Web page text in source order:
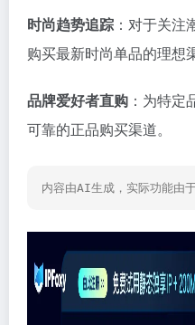
时尚趋势追踪 ：对于关
购买最新时尚单品的理想
品牌爱好者直购 ：为特定
可靠的正品购买渠道。
内容由AI生成，实际功能由